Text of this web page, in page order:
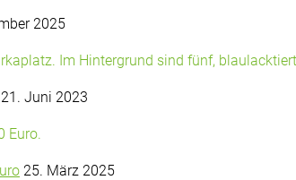
2025
21. Juni 2023
25. März 2025